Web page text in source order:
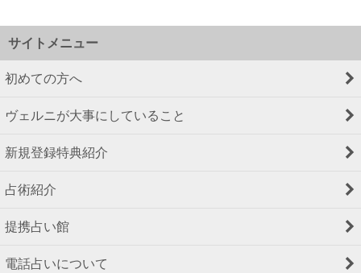
サイトメニュー
初めての方へ
ヴェルニが大事にしていること
新規登録特典紹介
占術紹介
提携占い館
電話占いについて